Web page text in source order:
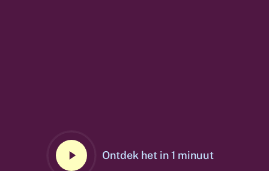
Play
Video
Ontdek het in 1 minuut